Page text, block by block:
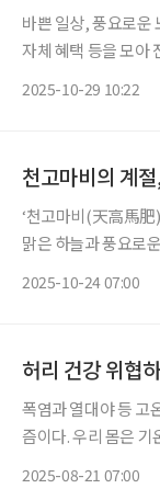
바쁜 일상, 풍요로운
자체 혜택 등을 모아 전달 드립니다. 내 차에 소화기
2025-10-29 10:22
천고마비의 계
‘천고마비(天高馬肥)’의 계절이
맑은 하늘과 풍요로
2025-10-24 07:00
허리 건강 위협
폭염과 열대야 등 고
즘이다. 우리 몸은
2025-08-21 07:00